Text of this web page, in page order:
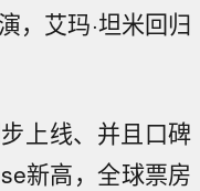
，艾玛·坦米回归
上线、并且口碑
新高，全球票房